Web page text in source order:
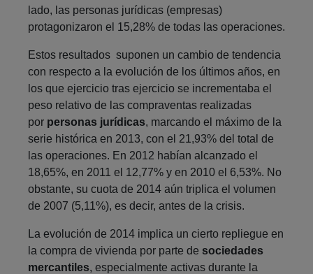
lado, las personas jurídicas (empresas)
protagonizaron el 15,28% de todas las operaciones.
Estos resultados suponen un cambio de tendencia
con respecto a la evolución de los últimos años, en
los que ejercicio tras ejercicio se incrementaba el
peso relativo de las compraventas realizadas
por personas jurídicas, marcando el máximo de la
serie histórica en 2013, con el 21,93% del total de
las operaciones. En 2012 habían alcanzado el
18,65%, en 2011 el 12,77% y en 2010 el 6,53%. No
obstante, su cuota de 2014 aún triplica el volumen
de 2007 (5,11%), es decir, antes de la crisis.
La evolución de 2014 implica un cierto repliegue en
la compra de vivienda por parte de sociedades
mercantiles, especialmente activas durante la